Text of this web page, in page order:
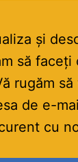
și
să
rugăm
de e-
cu